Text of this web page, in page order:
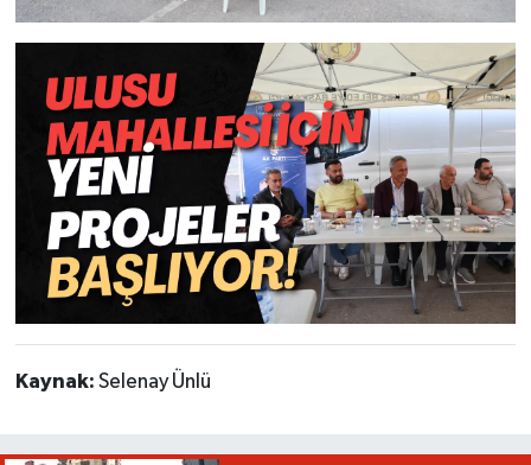
Kaynak: Selenay Ünlü